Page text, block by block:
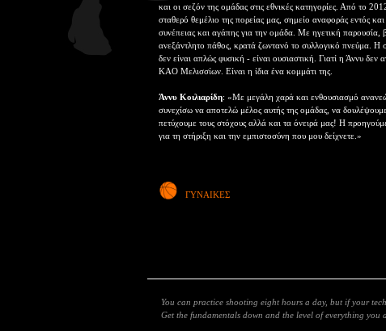
και οι σεζόν της ομάδας στις εθνικές κατηγορίες. Από το
σταθερό θεμέλιο της πορείας μας, σημείο αναφοράς εντός
συνέπειας και αγάπης για την ομάδα. Με ηγετική παρουσία,
ανεξάντλητο πάθος, κρατά ζωντανό το συλλογικό πνεύμα. Η
δεν είναι απλώς φυσική - είναι ουσιαστική. Γιατί η Άννυ δεν
ΚΑΟ Μελισσίων. Είναι η ίδια ένα κομμάτι της.
Άννυ Κοιλιαρίδη: «Με μεγάλη χαρά και ενθουσιασμό
συνεχίσω να αποτελώ μέλος αυτής της ομάδας, να
πετύχουμε τους στόχους αλλά και τα όνειρά μας! Η
για τη στήριξη και την εμπιστοσύνη που μου δείχνετε.»
ΓΥΝΑΙΚΕΣ
You can practice shooting eight hours a day, but if your
Get the fundamentals down and the level of everything you